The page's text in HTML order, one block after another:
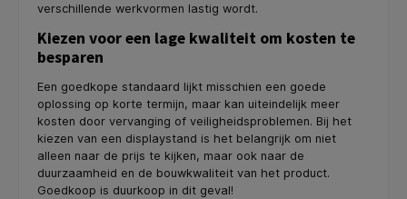
verschillende werkvormen lastig wordt.
Kiezen voor een lage kwaliteit om kosten te
besparen
Een goedkope standaard lijkt misschien een goede
oplossing op korte termijn, maar kan uiteindelijk meer
kosten door vervanging of veiligheidsproblemen. Bij het
kiezen van een displaystand is het belangrijk om niet
alleen naar de prijs te kijken, maar ook naar de
duurzaamheid en de bouwkwaliteit van het product.
Goedkoop is duurkoop in dit geval!